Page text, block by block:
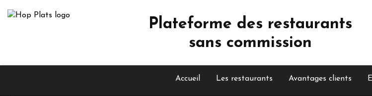
Plateforme des restaurants
sans commission
Accueil Les restaurants Avantages clients